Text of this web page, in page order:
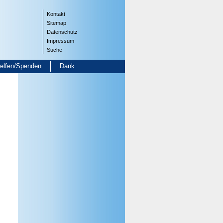
Kontakt
Sitemap
Datenschutz
Impressum
Suche
Spenden Dank